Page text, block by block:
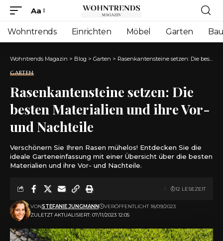
Font
Resizer
Aa
Wohntrends Einrichten Möbel Garten
Wohntrends Magazin > Blog > Garten > Rasenkantensteine setzen: Die besten Materialien und ihre Vor- und Nachteile
GARTEN
Rasenkantensteine setzen: Die
besten Materialien und ihre Vor-
und Nachteile
Verschönern Sie Ihren Rasen mühelos! Entdecken Sie die
ideale Garteneinfassung mit einer Übersicht über die besten
Materialien und ihre Vor- und Nachteile.
ZULETZT AKTUALISIERT: 07/11/2023 12:05
VONSTEFANIE JUNGMANN VERÖFFENTLICHT 18/09/2023
12 LESEZEIT